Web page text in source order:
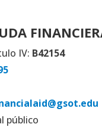
IV: B42154
público